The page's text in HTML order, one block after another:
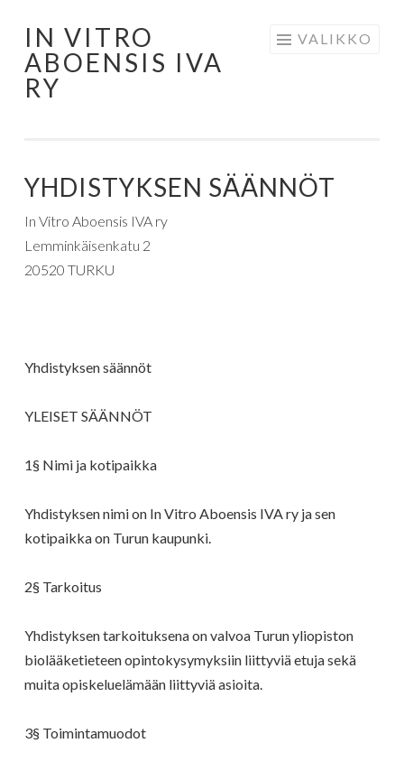
Siirry
sisältöön
IN VITRO
ABOENSIS IVA
RY
VALIKKO
YHDISTYKSEN SÄÄNNÖT
In Vitro Aboensis IVA ry
Lemminkäisenkatu 2
20520 TURKU
Yhdistyksen säännöt
YLEISET SÄÄNNÖT
1§ Nimi ja kotipaikka
Yhdistyksen nimi on In Vitro Aboensis IVA ry ja sen
kotipaikka on Turun kaupunki.
2§ Tarkoitus
Yhdistyksen tarkoituksena on valvoa Turun yliopiston
biolääketieteen opintokysymyksiin liittyviä etuja sekä
muita opiskeluelämään liittyviä asioita.
3§ Toimintamuodot